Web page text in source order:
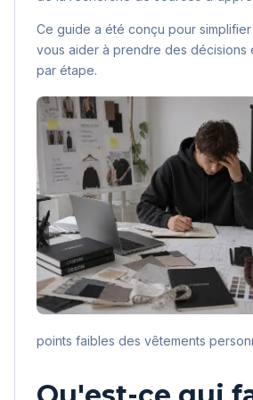
Ce guide a été conçu pour
vous aider à prendre des décisions
par étape.
points faibles des vêtements